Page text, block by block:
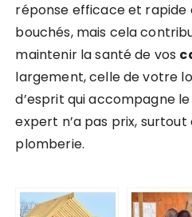
réponse efficace et rapide
bouchés, mais cela
maintenir la santé de vos
largement, celle de votre
d’esprit qui accompagne
expert n’a pas prix,
plomberie.